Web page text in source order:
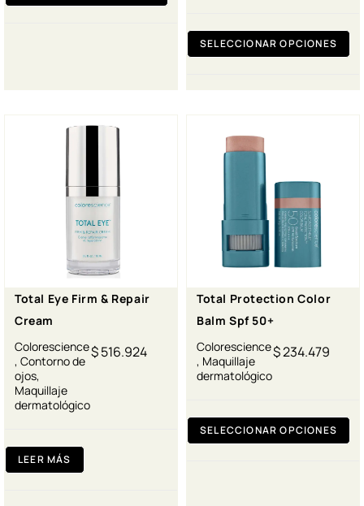
SELECCIONAR OPCIONES
Total Eye Firm & Repair
Cream
Colorescience
, Contorno de
ojos,
Maquillaje
dermatológico
$516.924
LEER MÁS
Total Protection Color
Balm Spf 50+
Colorescience
, Maquillaje
dermatológico
$234.479
SELECCIONAR OPCIONES